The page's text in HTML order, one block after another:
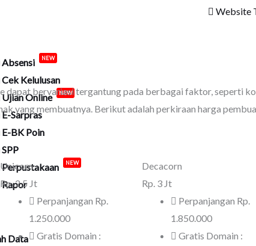
Website
NEW
Kelulusan
Online
NEW
Sarpras
BK Poin
NEW
Data
dapat bervariasi tergantung pada berbagai faktor, seperti
yang membuatnya. Berikut adalah perkiraan harga
Unicorn
Rp.2,5 Jt
Perpanjangan Rp.
1.250.000
Gratis Domain :
Decacorn
Rp. 3 Jt
Perpanjangan Rp.
1.850.000
Gratis Domain :